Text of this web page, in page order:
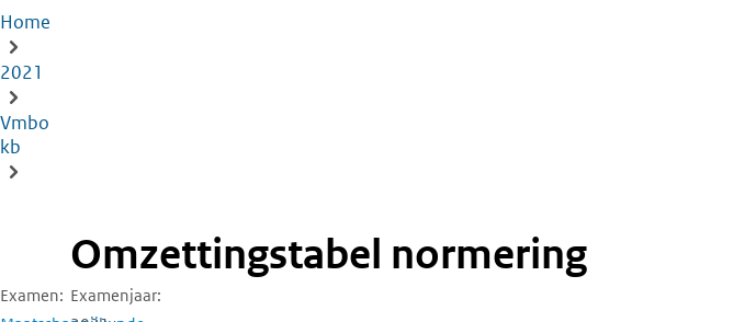
Kruimelpad
Home
2021
Vmbo
kb
Omzettingstabel normering
Examen
Examenjaar